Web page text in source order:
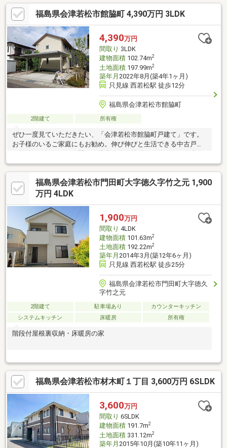
はランドリー付。キッチン脇にはパントリー付の家事楽間取♪・2
階居室は6帖以上のゆとりある間取♪◆周辺環境◆・鶴城小学校
徒歩20分・会津若松第二中学校 徒歩14分◆弊社の強み◆『頭金
0円』『車のローンが残ってる』『転職したばかり』そんな方もご
購入可能経験豊富な弊社スタッフがご購入のサポートを致します
福島県会津若松市館脇町 4,390万円 3LDK
4,390万円
間取り 3LDK
建物面積102.74m2
土地面積197.99m2
築年月 2022年8月(築4年1ヶ月)
只見線 西若松駅 徒歩12分
福島県会津若松市館脇町
2階建て 所有権
ぜひ一度見ていただきたい、「会津若松市館脇町戸建て」です。
お子様のいるご家庭にもお勧め。伸び伸びと生活できる中古戸建
きの物件です。ぜひ一度ご
福島県会津若松市門田町大字徳久字竹之元 1,900
万円 4LDK
1,900万円
間取り 4LDK
建物面積101.63m2
土地面積192.22m2
築年月 2014年3月(築12年6ヶ月)
只見線 西若松駅 徒歩25分
福島県会津若松市門田町大字徳久
字竹之元
2階建て 駐車場あり
カウンターキッチン
システムキッチン
床暖房 所有権
階段付屋根裏収納・床暖房の家
福島県会津若松市材木町１丁目 3,600万円 6SLDK
3,600万円
間取り 6SLDK
建物面積191.7m2
土地面積331.12m2
築年月 2015年10月(築10年11ヶ月)